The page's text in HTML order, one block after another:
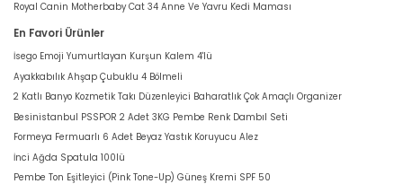
Royal Canin Motherbaby Cat 34 Anne Ve Yavru Kedi Maması
En Favori Ürünler
İsego Emoji Yumurtlayan Kurşun Kalem 4'lü
Ayakkabılık Ahşap Çubuklu 4 Bölmeli
2 Katlı Banyo Kozmetik Takı Düzenleyici Baharatlık Çok Amaçlı Organizer
Besinistanbul PSSPOR 2 Adet 3KG Pembe Renk Dambıl Seti
Formeya Fermuarlı 6 Adet Beyaz Yastık Koruyucu Alez
İnci Ağda Spatula 100lü
Pembe Ton Eşitleyici (Pink Tone-Up) Güneş Kremi SPF 50